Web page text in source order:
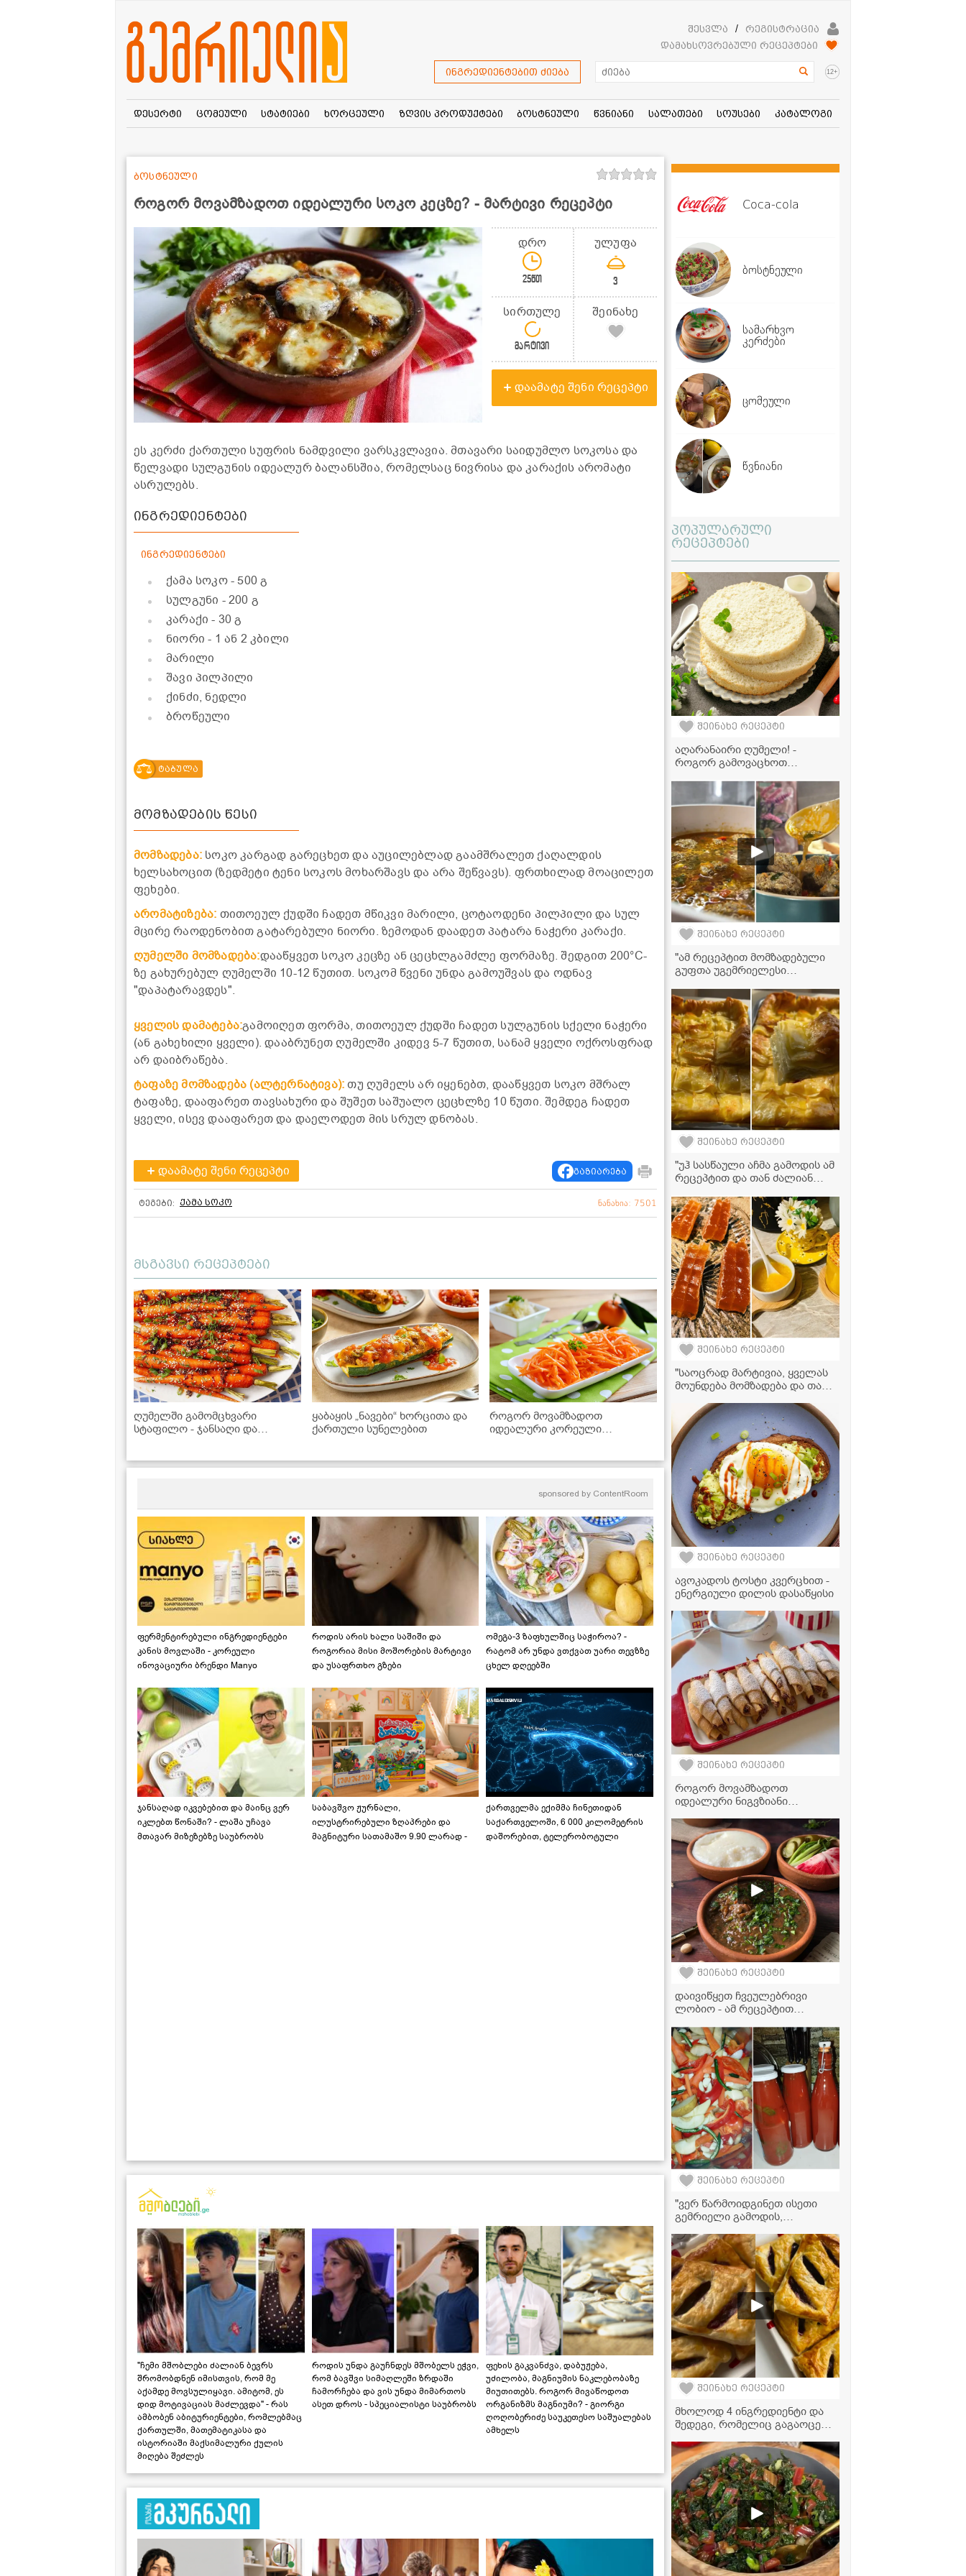
შესვლა /
რეგისტრაცია
დამახსოვრებული რეცეპტები
ინგრედიენტებით ძიება 12+
დესერტი ცომეული სტატიები ხორცეული ზღვის პროდუქტები ბოსტნეული წვნიანი სალათები სოუსები კატალოგი
როგორ მოვამზადოთ იდეალური სოკო კეცზე? - მარტივი რეცეპტი
ბოსტნეული
დრო
25წთ
ულუფა
3
სირთულე
მარტივი
შეინახე
დაამატე შენი რეცეპტი
ეს კერძი ქართული სუფრის ნამდვილი ვარსკვლავია. მთავარი საიდუმლო სოკოსა და
წელვადი სულგუნის იდეალურ ბალანსშია, რომელსაც ნივრისა და კარაქის არომატი
ასრულებს.
ინგრედიენტები
ინგრედიენტები
ქამა სოკო- 500 გ
სულგუნი - 200 გ
კარაქი- 30 გ
ნიორი- 1 ან 2 კბილი
მარილი
შავი პილპილი
ქინძი, ნედლი
ბროწეული
ტაბულა
მომზადების წესი
მომზადება: სოკო კარგად გარეცხეთ და აუცილებლად გაამშრალეთ ქაღალდის
ხელსახოცით (ზედმეტი ტენი სოკოს მოხარშავს და არა შეწვავს). ფრთხილად მოაცილეთ
ფეხები.
არომატიზება: თითოეულ ქუდში ჩადეთ მწიკვი მარილი, ცოტაოდენი პილპილი და სულ
მცირე რაოდენობით გატარებული ნიორი. ზემოდან დაადეთ პატარა ნაჭერი კარაქი.
ღუმელში მომზადება:დააწყვეთ სოკო კეცზე ან ცეცხლგამძლე ფორმაზე. შედგით 200°C-
ზე გახურებულ ღუმელში 10-12 წუთით. სოკომ წვენი უნდა გამოუშვას და ოდნავ
"დაპატარავდეს".
ყველის დამატება:გამოიღეთ ფორმა, თითოეულ ქუდში ჩადეთ სულგუნის სქელი ნაჭერი
(ან გახეხილი ყველი). დააბრუნეთ ღუმელში კიდევ 5-7 წუთით, სანამ ყველი ოქროსფრად
არ დაიბრაწება.
ტაფაზე მომზადება (ალტერნატივა):თუ ღუმელს არ იყენებთ, დააწყვეთ სოკო მშრალ
ტაფაზე, დააფარეთ თავსახური და შუშეთ საშუალო ცეცხლზე 10 წუთი. შემდეგ ჩადეთ
ყველი, ისევ დააფარეთ და დაელოდეთ მის სრულ დნობას.
დაამატე შენი რეცეპტი გაზიარება
ტეგები: ქამა სოკო ნანახია: 7501
მსგავსი რეცეპტები
ღუმელში გამომცხვარი
სტაფილო - ჯანსაღი და
ხორცეულს, ისე თევზსა და
ყაბაყის „ნავები“ ხორცითა და
ქართული სუნელებით
როგორ მოვამზადოთ
იდეალური კორეული
sponsored by ContentRoom
ფერმენტირებული ინგრედიენტები
კანის მოვლაში - კორეული
ინოვაციური ბრენდი Manyo
როდის არის ხალი საშიში და
როგორია მისი მოშორების მარტივი
და უსაფრთხო გზები
ომეგა-3 ზაფხულშიც საჭიროა? -
რატომ არ უნდა ვთქვათ უარი თევზზე
ცხელ დღეებში
ჯანსაღად იკვებებით და მაინც ვერ
იკლებთ წონაში? - ლაშა უჩავა
მთავარ მიზეზებზე საუბრობს
საბავშვო ჟურნალი,
ილუსტრირებული ზღაპრები და
მაგნიტური სათამაშო 9.90 ლარად -
ქართველმა ექიმმა ჩინეთიდან
საქართველოში, 6 000 კილომეტრის
დაშორებით, ტელერობოტული
"ჩემი მშობლები ძალიან ბევრს
შრომობდნენ იმისთვის, რომ მე
აქამდე მოვსულიყავი. ამიტომ, ეს
დიდ მოტივაციას მაძლევდა" - რას
ამბობენ აბიტურიენტები, რომლებმაც
ქართულში, მათემატიკასა და
ისტორიაში მაქსიმალური ქულის
მიღება შეძლეს
როდის უნდა გაუჩნდეს მშობელს ეჭვი,
რომ ბავშვი სიმაღლეში ზრდაში
ჩამორჩება და ვის უნდა მიმართოს
ასეთ დროს - სპეციალისტი საუბრობს
ფეხის გაკვანძვა, დაბუჟება,
უძილობა, მაგნიუმის ნაკლებობაზე
მიუთითებს. როგორ მივაწოდოთ
ორგანიზმს მაგნიუმი? - გიორგი
ღოღობერიძე საუკეთესო საშუალებას
ამხელს
Coca-cola
ბოსტნეული
სამარხვო
კერძები
ცომეული
წვნიანი
პოპულარული
რეცეპტები
შეინახე რეცეპტი
აღარანაირი ღუმელი! -
როგორ გამოვაცხოთ
აეროგრილში 20 წუთში
შეინახე რეცეპტი
"ამ რეცეპტით მომზადებული
გუფთა უგემრიელესი
აუცილებლად!" - გუფთა
ბოსტნეულის ბულიონში
შეინახე რეცეპტი
"უჰ სასწაული აჩმა გამოდის ამ
რეცეპტით და თან ძალიან
ლაზანიას ფირფიტებით
შეინახე რეცეპტი
"საოცრად მარტივია, ყველას
მოუნდება მომზადება და თან
ფორთოხლის მარმელადის
და ჯემის რეცეპტი
შეინახე რეცეპტი
ავოკადოს ტოსტი კვერცხით -
ენერგიული დილის დასაწყისი
შეინახე რეცეპტი
როგორ მოვამზადოთ
იდეალური ნიგვზიანი
რეცეპტი
შეინახე რეცეპტი
დაივიწყეთ ჩვეულებრივი
ლობიო - ამ რეცეპტით
გამოდის!
შეინახე რეცეპტი
"ვერ წარმოიდგინეთ ისეთი
გემრიელი გამოდის,
- პამიდვრის საწებელი
შეინახე რეცეპტი
მხოლოდ 4 ინგრედიენტი და
შედეგი, რომელიც გაგაოცებთ
რეცეპტი